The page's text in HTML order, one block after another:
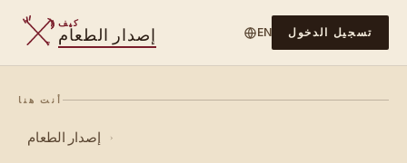
كيف
إصدار الطعام EN تسجيل الدخول
أنت هنا
إصدار الطعام ›